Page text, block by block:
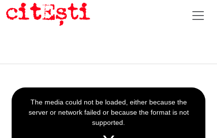
This
is
a
The media could not be loaded, either because the
server or network failed or because the format is not
supported.